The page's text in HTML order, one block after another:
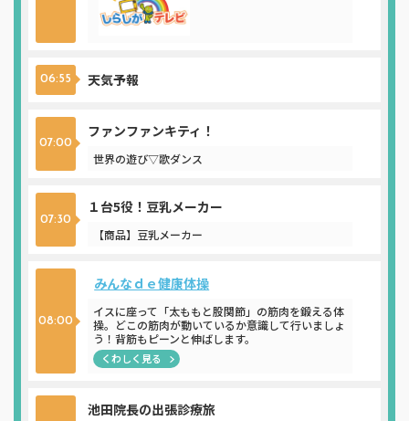
06:55 天気予報
07:00
ファンファンキティ！
世界の遊び▽歌ダンス
07:30
１台5役！豆乳メーカー
【商品】豆乳メーカー
08:00
みんなｄｅ健康体操
イスに座って「太ももと股関節」の筋肉を鍛える体
操。どこの筋肉が動いているか意識して行いましょ
う！背筋もピーンと伸ばします。
くわしく見る
池田院長の出張診療旅